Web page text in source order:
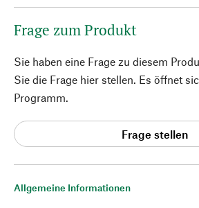
Allgemeine Informationen
Frage zum Produkt
Sie haben eine Frage zu diesem
Sie die Frage hier stellen. Es öffnet
Programm.
Frage stellen